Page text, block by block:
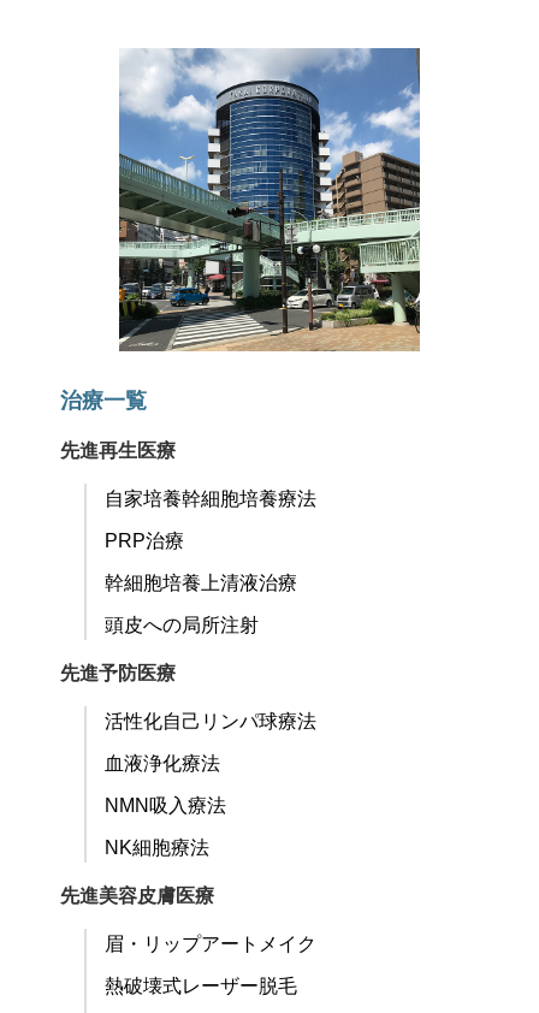
治療一覧
先進再生医療
自家培養幹細胞培養療法
PRP治療
幹細胞培養上清液治療
頭皮への局所注射
先進予防医療
活性化自己リンパ球療法
血液浄化療法
NMN吸入療法
NK細胞療法
先進美容皮膚医療
眉・リップアートメイク
熱破壊式レーザー脱毛